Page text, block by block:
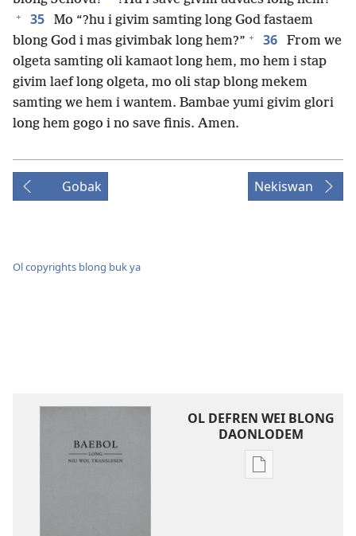
+ 35
Mo “?hu i givim samting long God fastaem
blong God i mas givimbak long hem?” + 36
From we
olgeta samting oli kamaot long hem, mo hem i stap
givim laef long olgeta, mo oli stap blong mekem
samting we hem i wantem. Bambae yumi givim glori
long hem gogo i no save finis. Amen.
Gobak Nekiswan
Ol copyrights blong buk ya
OL DEFREN WEI BLONG
DAONLODEM
Ol